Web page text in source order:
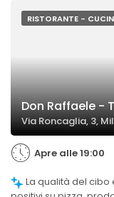
RISTORANTE -
Don Raffaele -
Via Roncaglia, 3,
Apre alle 19:00